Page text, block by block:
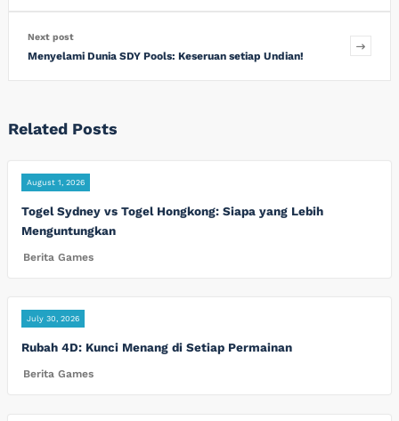
Next post
Menyelami Dunia SDY Pools: Keseruan setiap Undian!
Related Posts
August 1, 2026
Togel Sydney vs Togel Hongkong: Siapa yang Lebih
Menguntungkan
Berita Games
July 30, 2026
Rubah 4D: Kunci Menang di Setiap Permainan
Berita Games